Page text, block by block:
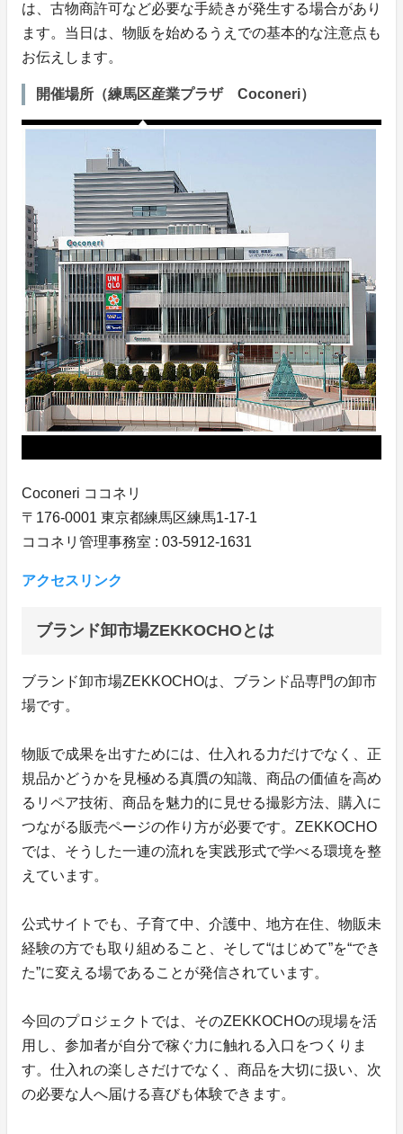
は、古物商許可など必要な手続きが発生する場合があり
ます。当日は、物販を始めるうえでの基本的な注意点も
お伝えします。
開催場所（練馬区産業プラザ Coconeri）
Coconeri ココネリ
〒176-0001 東京都練馬区練馬1-17-1
ココネリ管理事務室 : 03-5912-1631
アクセスリンク
ブランド卸市場ZEKKOCHOとは
ブランド卸市場ZEKKOCHOは、ブランド品専門の卸市
場です。
物販で成果を出すためには、仕入れる力だけでなく、正
規品かどうかを見極める真贋の知識、商品の価値を高め
るリペア技術、商品を魅力的に見せる撮影方法、購入に
つながる販売ページの作り方が必要です。ZEKKOCHO
では、そうした一連の流れを実践形式で学べる環境を整
えています。
公式サイトでも、子育て中、介護中、地方在住、物販未
経験の方でも取り組めること、そして“はじめて”を“でき
た”に変える場であることが発信されています。
今回のプロジェクトでは、そのZEKKOCHOの現場を活
用し、参加者が自分で稼ぐ力に触れる入口をつくりま
す。仕入れの楽しさだけでなく、商品を大切に扱い、次
の必要な人へ届ける喜びも体験できます。